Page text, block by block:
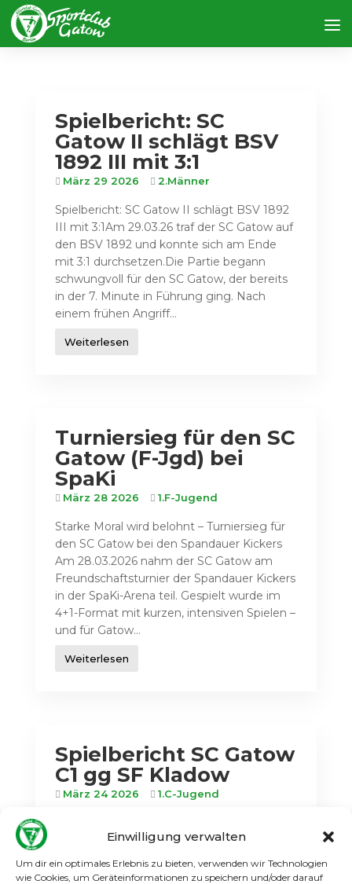
Einwilligung verwalten
Um dir ein optimales Erlebnis zu bieten, verwenden wir Technologien
wie Cookies, um Geräteinformationen zu speichern und/oder darauf
Spielbericht: SC
Gatow II schlägt BSV
1892 III mit 3:1
März 29 2026 2.Männer
Spielbericht: SC Gatow II schlägt BSV 1892
III mit 3:1Am 29.03.26 traf der SC Gatow auf
den BSV 1892 und konnte sich am Ende
mit 3:1 durchsetzen.Die Partie begann
schwungvoll für den SC Gatow, der bereits
in der 7. Minute in Führung ging. Nach
einem frühen Angriff...
Weiterlesen
Turniersieg für den SC
Gatow (F-Jgd) bei
SpaKi
März 28 2026 1.F-Jugend
Starke Moral wird belohnt – Turniersieg für
den SC Gatow bei den Spandauer Kickers
Am 28.03.2026 nahm der SC Gatow am
Freundschaftsturnier der Spandauer Kickers
in der SpaKi-Arena teil. Gespielt wurde im
4+1-Format mit kurzen, intensiven Spielen –
und für Gatow...
Weiterlesen
Spielbericht SC Gatow
C1 gg SF Kladow
März 24 2026 1.C-Jugend
Rückspiel der südspandauer C-Junioren in
der Bezirksliga zwischen SC Gatow und SF
Kladow. Nach einem verkorksten Hinspiel